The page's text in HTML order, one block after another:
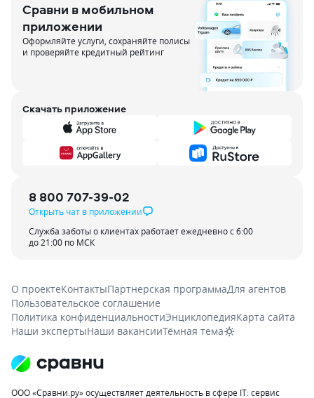
Сравни в мобильном
приложении
Оформляйте услуги, сохраняйте полисы
и проверяйте кредитный рейтинг
Скачать приложение
8 800 707-39-02
Открыть чат в приложении
Служба заботы о клиентах работает ежедневно с 6:00
до 21:00 по МСК
О проектеКонтактыПартнерская программаДля агентов
Пользовательское соглашение
Политика конфиденциальностиЭнциклопедияКарта сайта
Наши экспертыНаши вакансииТёмная тема
ООО «Сравни.ру» осуществляет деятельность в сфере IT: сервис